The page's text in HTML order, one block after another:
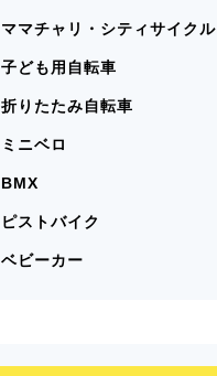
ママチャリ・シティサイクル
子ども用自転車
折りたたみ自転車
ミニベロ
BMX
ピストバイク
ベビーカー